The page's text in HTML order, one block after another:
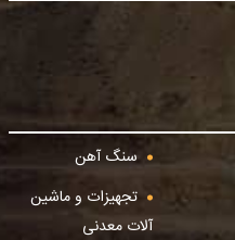
سنگ آهن
تجهیزات و ماشین
آلات معدنی